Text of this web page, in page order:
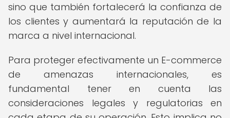
sino que también fortalecerá la confianza de
los clientes y aumentará la reputación de la
marca a nivel internacional.
Para proteger efectivamente un E-commerce
de amenazas internacionales, es
fundamental tener en cuenta las
consideraciones legales y regulatorias en